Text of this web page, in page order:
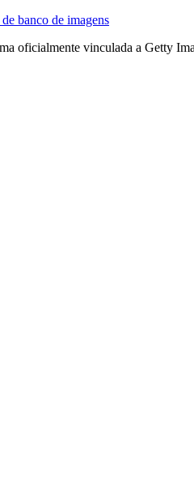
de banco de imagens
oficialmente vinculada a Getty